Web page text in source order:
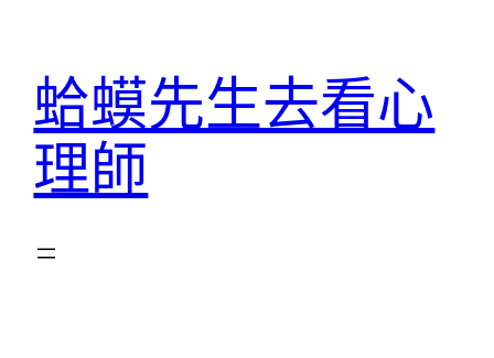
蛤蟆先生去看心
理師